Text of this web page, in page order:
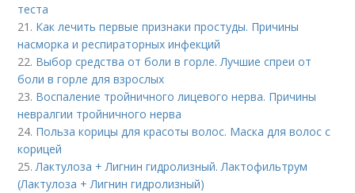
теста
21. Как лечить первые признаки простуды. Причины
насморка и респираторных инфекций
22. Выбор средства от боли в горле. Лучшие спреи от
боли в горле для взрослых
23. Воспаление тройничного лицевого нерва. Причины
невралгии тройничного нерва
24. Польза корицы для красоты волос. Маска для волос с
корицей
25.Лактулоза + Лигнин гидролизный. Лактофильтрум
(Лактулоза + Лигнин гидролизный)